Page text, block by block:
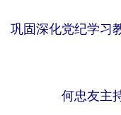
辽宁
巩固深化党纪学习
何忠友主